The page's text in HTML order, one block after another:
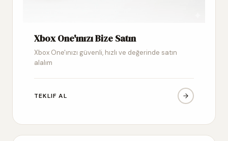
Xbox One'ınızı Bize Satın
Xbox One'ınızı güvenli, hızlı ve değerinde satın
alalım
TEKLIF AL